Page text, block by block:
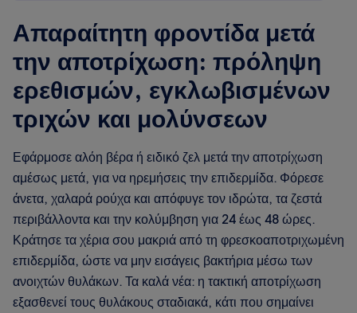
Απαραίτητη φροντίδα μετά
την αποτρίχωση: πρόληψη
ερεθισμών, εγκλωβισμένων
τριχών και μολύνσεων
Εφάρμοσε αλόη βέρα ή ειδικό ζελ μετά την αποτρίχωση
αμέσως μετά, για να ηρεμήσεις την επιδερμίδα. Φόρεσε
άνετα, χαλαρά ρούχα και απόφυγε τον ιδρώτα, τα ζεστά
περιβάλλοντα και την κολύμβηση για 24 έως 48 ώρες.
Κράτησε τα χέρια σου μακριά από τη φρεσκοαποτριχωμένη
επιδερμίδα, ώστε να μην εισάγεις βακτήρια μέσω των
ανοιχτών θυλάκων. Τα καλά νέα: η τακτική αποτρίχωση
εξασθενεί τους θυλάκους σταδιακά, κάτι που σημαίνει